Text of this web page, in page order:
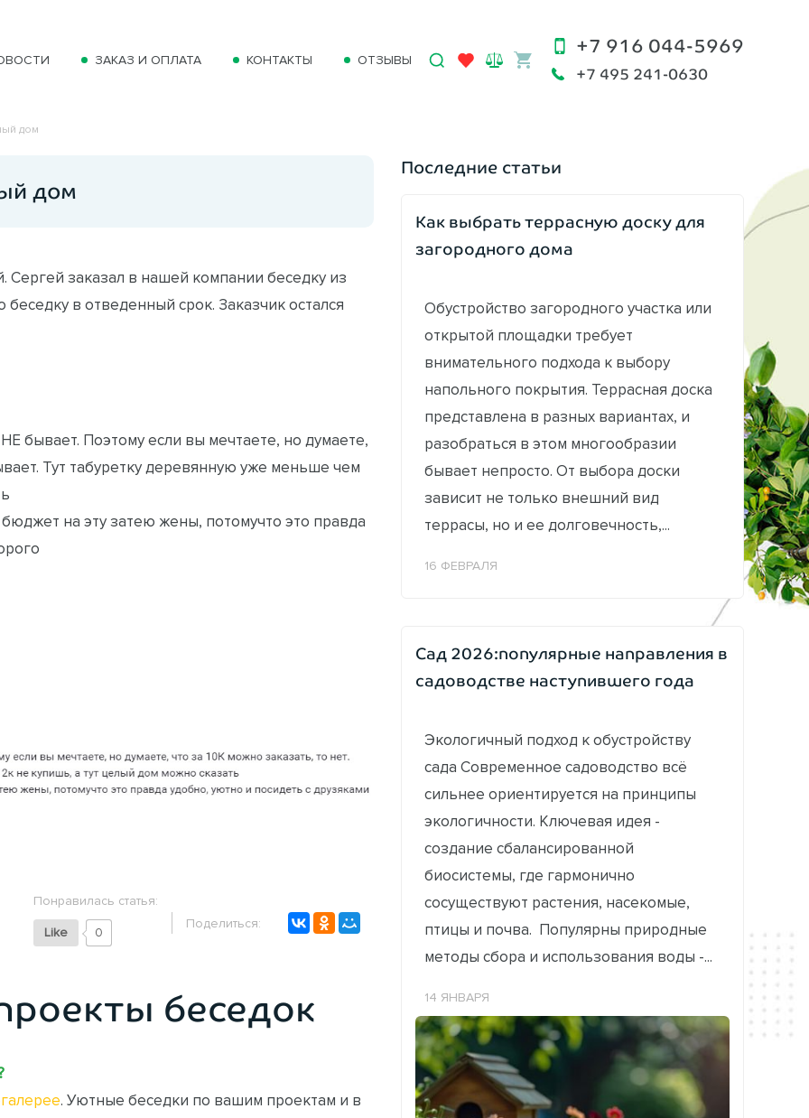
ЗАКАЗ И ОПЛАТА КОНТАКТЫ ОТЗЫВЫ
+7 916 044-5969
+7 495 241-0630
дом
дом
Сергей заказал в нашей компании беседку из
в отведенный срок. Заказчик остался
бывает. Поэтому если вы мечтаете, но думаете,
Тут табуретку деревянную уже меньше чем
на эту затею жены, потомучто это правда
Понравилась статья:
Like 0
Поделиться:
беседок
. Уютные беседки по вашим проектам и в
Последние статьи
Как выбрать террасную доску для
загородного дома
Обустройство загородного участка или
открытой площадки требует
внимательного подхода к выбору
напольного покрытия. Террасная доска
представлена в разных вариантах, и
разобраться в этом многообразии
бывает непросто. От выбора доски
зависит не только внешний вид
террасы, но и ее долговечность,...
16 ФЕВРАЛЯ
Сад 2026:популярные направления в
садоводстве наступившего года
Экологичный подход к обустройству
сада Современное садоводство всё
сильнее ориентируется на принципы
экологичности. Ключевая идея -
создание сбалансированной
биосистемы, где гармонично
сосуществуют растения, насекомые,
птицы и почва. Популярны природные
методы сбора и использования воды -...
14 ЯНВАРЯ